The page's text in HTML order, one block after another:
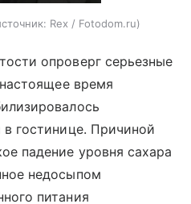
Rex / Fotodom.ru
опроверг серьезные
время
в гостинице. Причиной
падение уровня сахара
недосыпом
питания